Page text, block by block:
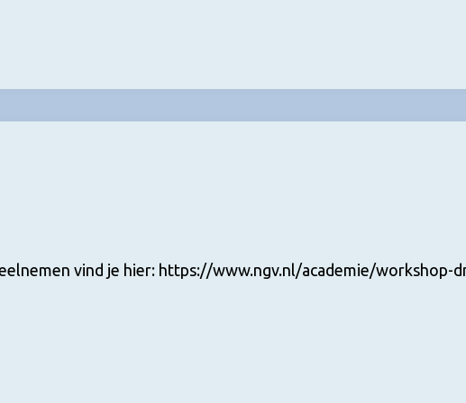
vind je hier: https://www.ngv.nl/academie/workshop-